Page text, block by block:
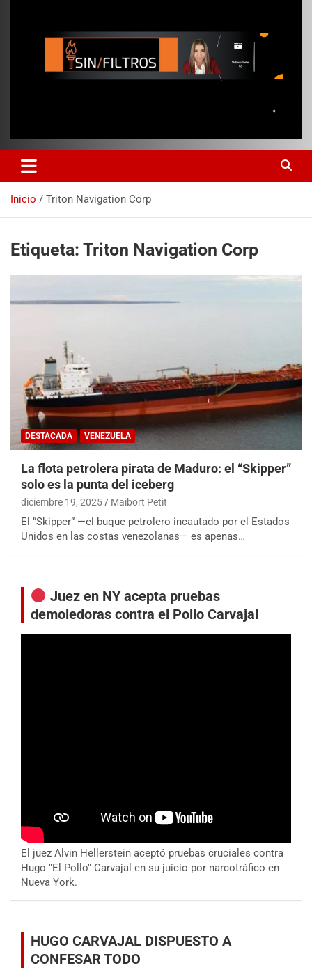
Inicio Triton Navigation Corp
Etiqueta: Triton Navigation Corp
DESTACADA VENEZUELA
La flota petrolera pirata de Maduro: el “Skipper”
solo es la punta del iceberg
diciembre 19, 2025 Maibort Petit
El “Skipper” —el buque petrolero incautado por el Estados
Unidos en las costas venezolanas— es apenas…
Juez en NY acepta pruebas
demoledoras contra el Pollo Carvajal
El juez Alvin Hellerstein aceptó pruebas cruciales contra
Hugo "El Pollo" Carvajal en su juicio por narcotráfico en
Nueva York.
HUGO CARVAJAL DISPUESTO A
CONFESAR TODO